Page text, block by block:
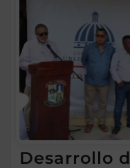
Desarrollo